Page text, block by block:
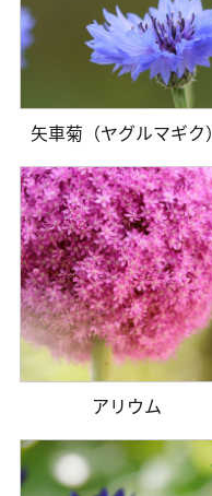
矢車菊（ヤグルマギク）
アリウム